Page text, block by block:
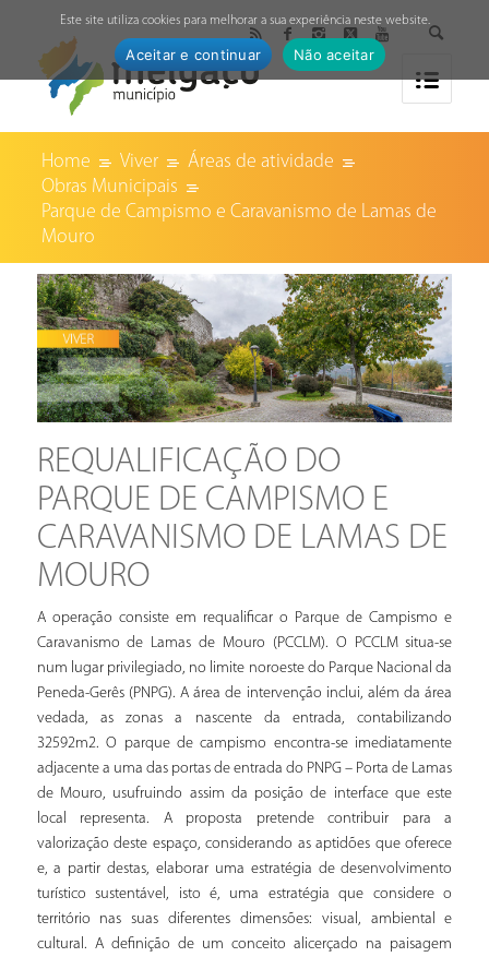
Home Viver
Áreas de atividade
Obras Municipais
Parque de Campismo e Caravanismo de Lamas de
Mouro
REQUALIFICAÇÃO DO
PARQUE DE CAMPISMO E
CARAVANISMO DE LAMAS DE
MOURO
A operação consiste em requalificar o Parque de Campismo e
Caravanismo de Lamas de Mouro (PCCLM). O PCCLM situa-se
num lugar privilegiado, no limite noroeste do Parque Nacional da
Peneda-Gerês (PNPG). A área de intervenção inclui, além da área
vedada, as zonas a nascente da entrada, contabilizando
32592m2. O parque de campismo encontra-se imediatamente
adjacente a uma das portas de entrada do PNPG – Porta de Lamas
de Mouro, usufruindo assim da posição de interface que este
local representa. A proposta pretende contribuir para a
valorização deste espaço, considerando as aptidões que oferece
e, a partir destas, elaborar uma estratégia de desenvolvimento
turístico sustentável, isto é, uma estratégia que considere o
território nas suas diferentes dimensões: visual, ambiental e
cultural. A definição de um conceito alicerçado na paisagem
Este site utiliza cookies para melhorar a sua experiência neste website.
Aceitar e continuar Não aceitar